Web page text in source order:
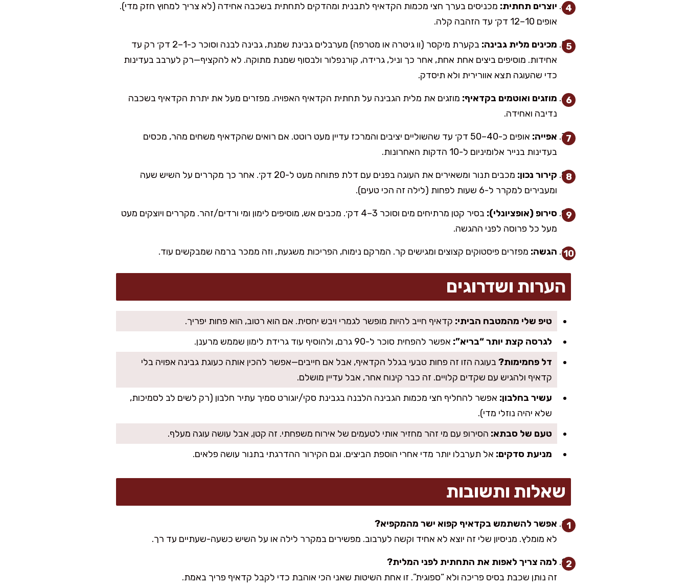
יוצרים תחתית: מכניסים בערך חצי מכמות הקדאיף לתבנית ומהדקים לתחתית בשכבה אחידה (לא צריך למחוץ חזק מדי).
אופים 10–12 דק׳ עד הזהבה קלה.
מכינים מלית גבינה:
בקערת מיקסר (וו גיטרה או מטרפה) מערבלים גבינת שמנת, גבינה לבנה וסוכר כ-1–2 דק׳ רק עד
אחידות. מוסיפים ביצים אחת אחת, אחר כך וניל, גרידה, קורנפלור ולבסוף שמנת מתוקה. לא להקציף—רק לערבב בעדינות
כדי שהעוגה תצא אוורירית ולא תיסדק.
מוזגים ואוטמים בקדאיף: מוזגים את מלית הגבינה על תחתית הקדאיף האפויה. מפזרים מעל את יתרת הקדאיף בשכבה
נדיבה ואחידה.
אפייה:
אופים כ-40–50 דק׳ עד שהשוליים יציבים והמרכז עדיין מעט רוטט. אם רואים שהקדאיף משחים מהר, מכסים
בעדינות בנייר אלומיניום ל-10 הדקות האחרונות.
קירור נכון:
מכבים תנור ומשאירים את העוגה בפנים עם דלת פתוחה מעט ל-20 דק׳. אחר כך מקררים על השיש שעה
ומעבירים למקרר ל-6 שעות לפחות (לילה זה הכי טעים).
סירופ (אופציונלי):
בסיר קטן מרתיחים מים וסוכר 3–4 דק׳. מכבים אש, מוסיפים לימון ומי ורדים/זהר. מקררים ויוצקים מעט
מעל כל פרוסה לפני ההגשה.
הגשה: מפזרים פיסטוקים קצוצים ומגישים קר. המרקם נימוח, הפריכות משגעת, וזה ממכר ברמה שמבקשים עוד.
הערות ושדרוגים
טיפ שלי מהמטבח הביתי: קדאיף חייב להיות מופשר לגמרי ויבש יחסית. אם הוא רטוב, הוא פחות יפריך.
לגרסה קצת יותר “בריא”: אפשר להפחית סוכר ל-90 גרם, ולהוסיף עוד גרידת לימון שממש מרענן.
דל פחמימות? בעוגה הזו זה פחות טבעי בגלל הקדאיף, אבל אם חייבים—אפשר להכין אותה כעוגת גבינה אפויה בלי
קדאיף ולהגיש עם שקדים קלויים. זה כבר קינוח אחר, אבל עדיין מושלם.
עשיר בחלבון: אפשר להחליף חצי מכמות הגבינה הלבנה בגבינת סקי/יוגורט סמיך עתיר חלבון (רק לשים לב לסמיכות,
שלא יהיה נוזלי מדי).
טעם של סבתא: הסירופ עם מי זהר מחזיר אותי לטעמים של אירוח משפחתי. זה קטן, אבל עושה עוגה מעלף.
מניעת סדקים: אל תערבלו יותר מדי אחרי הוספת הביצים. וגם הקירור ההדרגתי בתנור עושה פלאים.
שאלות ותשובות
אפשר להשתמש בקדאיף קפוא ישר מהמקפיא?
לא מומלץ. מניסיון שלי זה יוצא לא אחיד וקשה לערבוב. מפשירים במקרר לילה או על השיש כשעה-שעתיים עד רך.
למה צריך לאפות את התחתית לפני המלית?
זה נותן שכבת בסיס פריכה ולא “ספוגית”. זו אחת השיטות שאני הכי אוהבת כדי לקבל קדאיף פריך באמת.